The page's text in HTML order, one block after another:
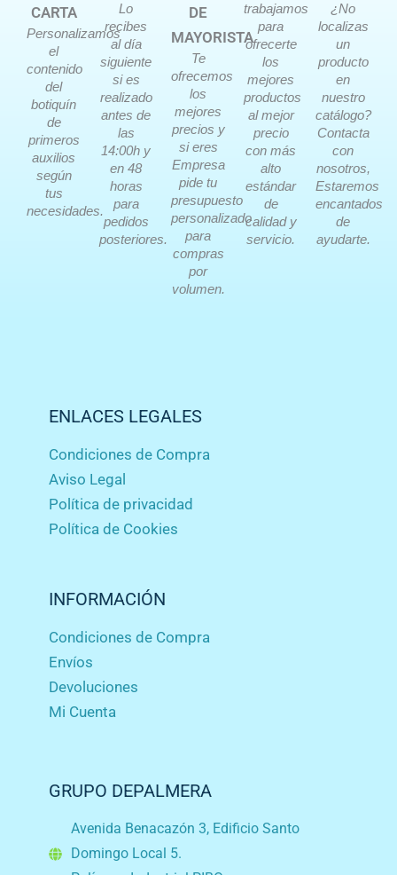
CARTA
Personalizamos
el
contenido
del
botiquín
de
primeros
auxilios
según
tus
necesidades.
Lo
recibes
al día
siguiente
si es
realizado
antes de
las
14:00h y
en 48
horas
para
pedidos
posteriores.
DE
MAYORISTA
Te
ofrecemos
los
mejores
precios y
si eres
Empresa
pide tu
presupuesto
personalizado
para
compras
por
volumen.
trabajamos
para
ofrecerte
los
mejores
productos
al mejor
precio
con más
alto
estándar
de
calidad y
servicio.
¿No
localizas
un
producto
en
nuestro
catálogo?
Contacta
con
nosotros,
Estaremos
encantados
de
ayudarte.
ENLACES LEGALES
Condiciones de Compra
Aviso Legal
Política de privacidad
Política de Cookies
INFORMACIÓN
Condiciones de Compra
Envíos
Devoluciones
Mi Cuenta
GRUPO DEPALMERA
Avenida Benacazón 3, Edificio Santo
Domingo Local 5.